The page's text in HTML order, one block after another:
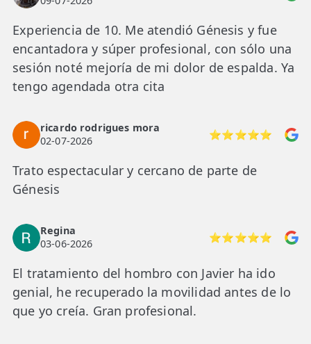
Experiencia de 10. Me atendió Génesis y fue
encantadora y súper profesional, con sólo una
sesión noté mejoría de mi dolor de espalda. Ya
tengo agendada otra cita
ricardo rodrigues mora
02-07-2026
⭐⭐⭐⭐⭐
Trato espectacular y cercano de parte de
Génesis
Regina
03-06-2026
⭐⭐⭐⭐⭐
El tratamiento del hombro con Javier ha ido
genial, he recuperado la movilidad antes de lo
que yo creía. Gran profesional.